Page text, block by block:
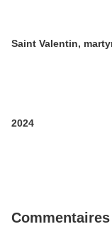
Saint Valentin,
2024
Commentaires